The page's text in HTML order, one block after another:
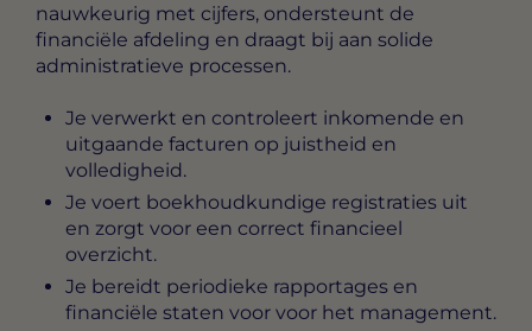
nauwkeurig met cijfers, ondersteunt de
financiële afdeling en draagt bij aan solide
administratieve processen.
Je verwerkt en controleert inkomende en
uitgaande facturen op juistheid en
volledigheid.
Je voert boekhoudkundige registraties uit
en zorgt voor een correct financieel
overzicht.
Je bereidt periodieke rapportages en
financiële staten voor voor het management.